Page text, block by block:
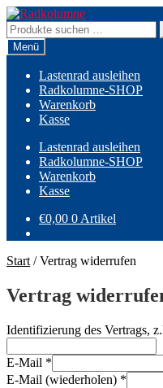
Zur
Navigation
springen
Zum
Inhalt
springen
Suchen
nach:
Menü
Lastenrad ausleihen
Radkolumne-SHOP
Warenkorb
Kasse
Lastenrad ausleihen
Radkolumne-SHOP
Warenkorb
Kasse
€0,00 0 Artikel
Start /Vertrag widerrufen
Vertrag
Identifizierung des Vertrags,
E-Mail *
E-Mail (wiederholen) *